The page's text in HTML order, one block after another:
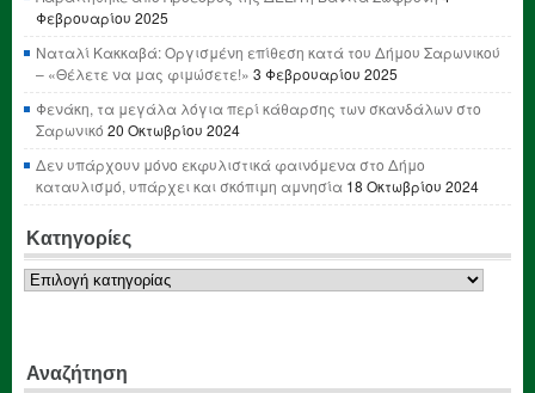
Φεβρουαρίου 2025
Ναταλί Κακκαβά: Οργισμένη επίθεση κατά του Δήμου Σαρωνικού
– «Θέλετε να μας φιμώσετε!» 3 Φεβρουαρίου 2025
Φενάκη, τα μεγάλα λόγια περί κάθαρσης των σκανδάλων στο
Σαρωνικό 20 Οκτωβρίου 2024
Δεν υπάρχουν μόνο εκφυλιστικά φαινόμενα στο Δήμο
καταυλισμό, υπάρχει και σκόπιμη αμνησία 18 Οκτωβρίου 2024
Κατηγορίες
Κατηγορίες
Αναζήτηση